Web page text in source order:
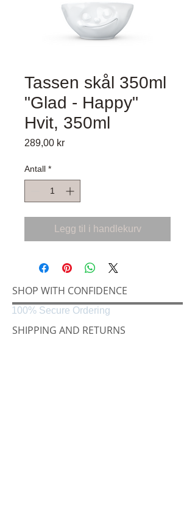
Tassen skål 350ml
"Glad - Happy"
Hvit, 350ml
289,00 krPris
Antall *
Legg til i handlekurv
SHOP WITH CONFIDENCE
SHIPPING AND RETURNS
100% Secure Ordering